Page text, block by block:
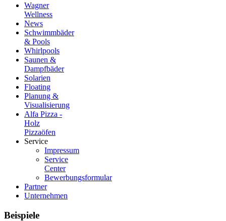
Wagner
Wellness
News
Schwimmbäder
& Pools
Whirlpools
Saunen &
Dampfbäder
Solarien
Floating
Planung &
Visualisierung
Alfa Pizza -
Holz
Pizzaöfen
Service
Impressum
Service
Center
Bewerbungsformular
Partner
Unternehmen
Beispiele